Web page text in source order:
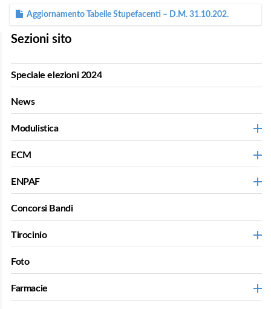
Aggiornamento Tabelle Stupefacenti – D.M. 31.10.202.
Sezioni sito
Speciale elezioni 2024
News
Modulistica
ECM
ENPAF
Concorsi Bandi
Tirocinio
Foto
Farmacie